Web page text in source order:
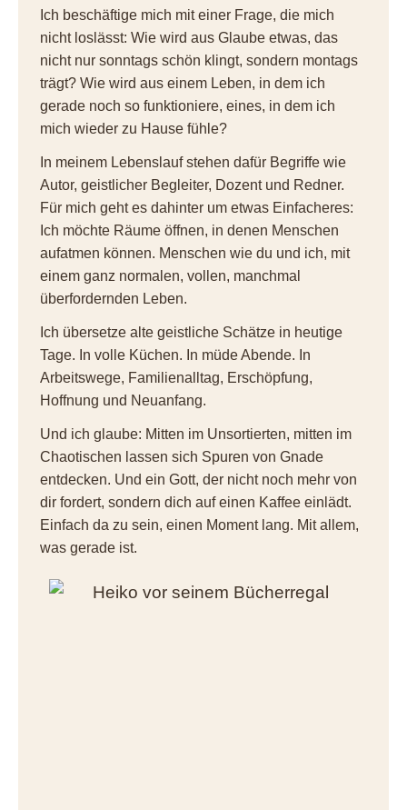
Ich beschäftige mich mit einer Frage, die mich
nicht loslässt: Wie wird aus Glaube etwas, das
nicht nur sonntags schön klingt, sondern montags
trägt? Wie wird aus einem Leben, in dem ich
gerade noch so funktioniere, eines, in dem ich
mich wieder zu Hause fühle?
In meinem Lebenslauf stehen dafür Begriffe wie
Autor, geistlicher Begleiter, Dozent und Redner.
Für mich geht es dahinter um etwas Einfacheres:
Ich möchte Räume öffnen, in denen Menschen
aufatmen können. Menschen wie du und ich, mit
einem ganz normalen, vollen, manchmal
überfordernden Leben.
Ich übersetze alte geistliche Schätze in heutige
Tage. In volle Küchen. In müde Abende. In
Arbeitswege, Familienalltag, Erschöpfung,
Hoffnung und Neuanfang.
Und ich glaube: Mitten im Unsortierten, mitten im
Chaotischen lassen sich Spuren von Gnade
entdecken. Und ein Gott, der nicht noch mehr von
dir fordert, sondern dich auf einen Kaffee einlädt.
Einfach da zu sein, einen Moment lang. Mit allem,
was gerade ist.